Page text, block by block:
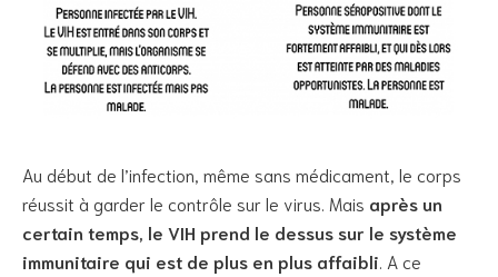
Au début de l’infection, même sans médicament, le corps
réussit à garder le contrôle sur le virus. Mais après un
certain temps, le VIH prend le dessus sur le système
immunitaire qui est de plus en plus affaibli. A ce